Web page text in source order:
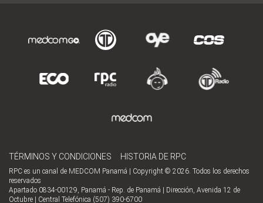
TÉRMINOS Y CONDICIONES HISTORIA DE RPC
RPC es un canal de MEDCOM Panamá | Copyright © 2026. Todos los derechos
reservados
Apartado 0834-00129, Panamá - Rep. de Panamá | Dirección, Avenida 12 de
Octubre | Central Telefónica (507) 390-6700